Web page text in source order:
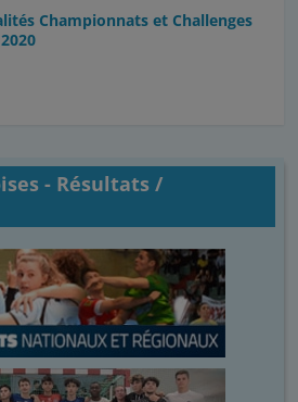
Championnats et Challenges
- Résultats /